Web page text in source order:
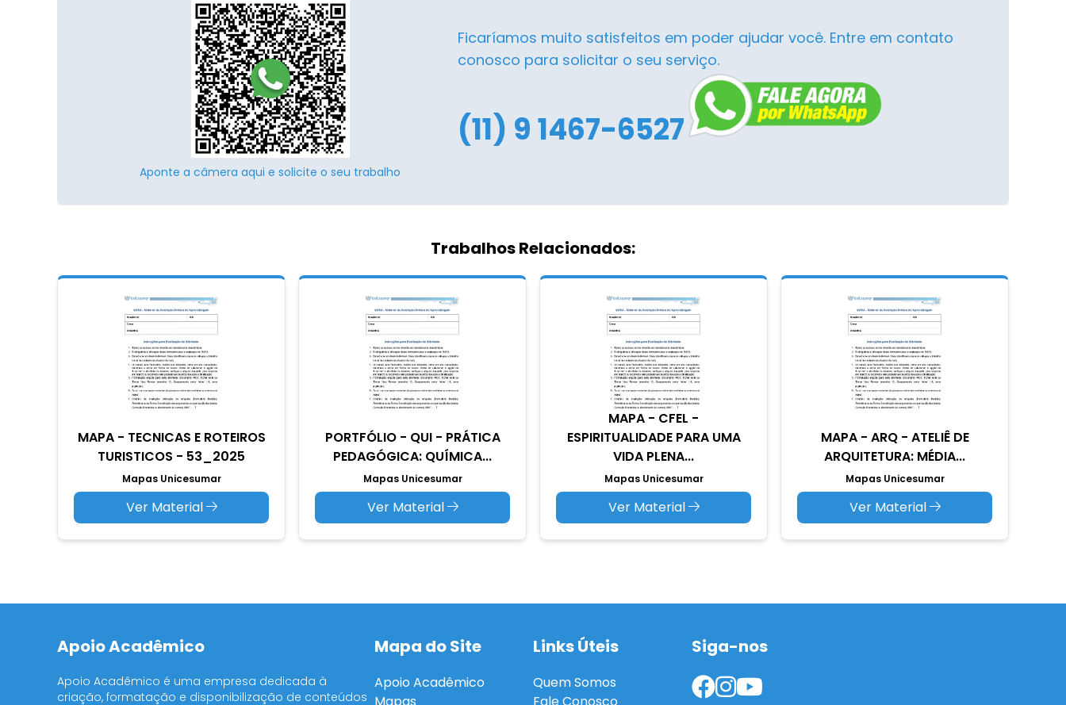
Aponte a câmera aqui e solicite o seu trabalho
Ficaríamos muito satisfeitos em poder ajudar você. Entre em contato
conosco para solicitar o seu serviço.
(11) 9 1467-6527
Trabalhos Relacionados:
MAPA - TECNICAS E ROTEIROS
TURISTICOS - 53_2025
Mapas Unicesumar
Ver Material
PORTFÓLIO - QUI - PRÁTICA
PEDAGÓGICA: QUÍMICA...
Mapas Unicesumar
Ver Material
MAPA - CFEL -
ESPIRITUALIDADE PARA UMA
VIDA PLENA...
Mapas Unicesumar
Ver Material
MAPA - ARQ - ATELIÊ DE
ARQUITETURA: MÉDIA...
Mapas Unicesumar
Ver Material
Apoio Acadêmico
Apoio Acadêmico é uma empresa dedicada à
criação, formatação e disponibilização de conteúdos
Mapa do Site
Apoio Acadêmico
Links Úteis
Quem Somos
Siga-nos